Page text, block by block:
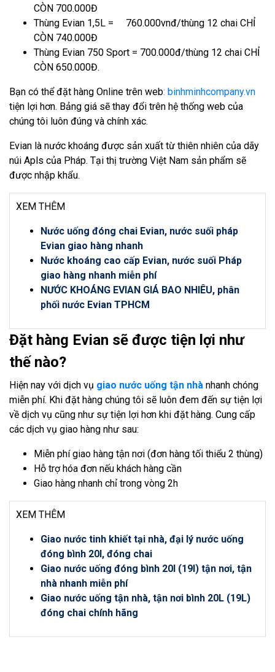
CÒN 700.000Đ
Thùng Evian 1,5L = 760.000vnđ/thùng 12 chai CHỈ
CÒN 740.000Đ
Thùng Evian 750 Sport = 700.000đ/thùng 12 chai CHỈ
CÒN 650.000Đ.
Bạn có thể đặt hàng Online trên web: binhminhcompany.vn
tiện lợi hơn. Bảng giá sẽ thay đổi trên hệ thống web của
chúng tôi luôn đúng và chính xác.
Evian là nước khoáng được sản xuất từ thiên nhiên của dãy
núi Apls của Pháp. Tại thị trường Việt Nam sản phẩm sẽ
được nhập khẩu.
XEM THÊM
Nước uống đóng chai Evian, nước suối pháp
Evian giao hàng nhanh
Nước khoáng cao cấp Evian, nước suối Pháp
giao hàng nhanh miễn phí
NƯỚC KHOÁNG EVIAN GIÁ BAO NHIÊU, phân
phối nước Evian TPHCM
Đặt hàng Evian sẽ được tiện lợi như
thế nào?
Hiện nay với dịch vụ giao nước uống tận nhà nhanh chóng
miễn phí. Khi đặt hàng chúng tôi sẽ luôn đem đến sự tiện lợi
về dịch vụ cũng như sự tiện lợi hơn khi đặt hàng. Cung cấp
các dịch vụ giao hàng như sau:
Miễn phí giao hàng tận nơi (đơn hàng tối thiểu 2 thùng)
Hỗ trợ hóa đơn nếu khách hàng cần
Giao hàng nhanh chỉ trong vòng 2h
XEM THÊM
Giao nước tinh khiết tại nhà, đại lý nước uống
đóng bình 20l, đóng chai
Giao nước uống đóng bình 20l (19l) tận nơi, tận
nhà nhanh miễn phí
Giao nước uống tận nhà, tận nơi bình 20L (19L)
đóng chai chính hãng